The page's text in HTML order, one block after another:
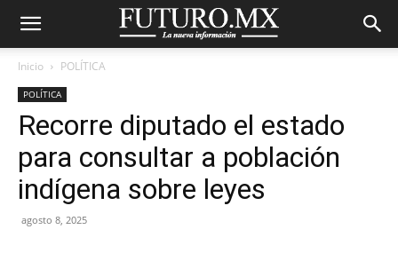
Inicio POLÍTICA
POLÍTICA
Recorre diputado el estado
para consultar a población
indígena sobre leyes
agosto 8, 2025